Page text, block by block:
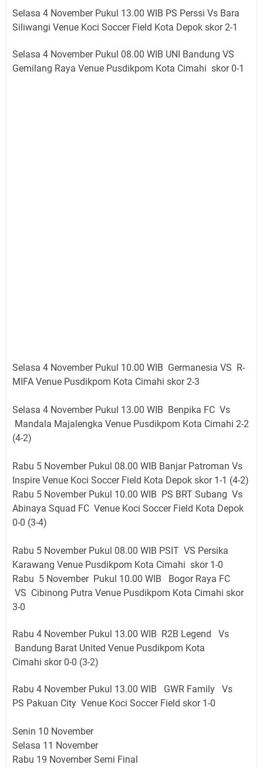
Selasa 4 November Pukul 13.00 WIB PS Perssi Vs Bara
Siliwangi Venue Koci Soccer Field Kota Depok skor 2-1
Selasa 4 November Pukul 08.00 WIB UNI Bandung VS
Gemilang Raya Venue Pusdikpom Kota Cimahi skor 0-1
Selasa 4 November Pukul 10.00 WIB Germanesia VS R-
MIFA Venue Pusdikpom Kota Cimahi skor 2-3
Selasa 4 November Pukul 13.00 WIB Benpika FC Vs
Mandala Majalengka Venue Pusdikpom Kota Cimahi 2-2
(4-2)
Rabu 5 November Pukul 08.00 WIB Banjar Patroman Vs
Inspire Venue Koci Soccer Field Kota Depok skor 1-1 (4-2)
Rabu 5 November Pukul 10.00 WIB PS BRT Subang Vs
Abinaya Squad FC Venue Koci Soccer Field Kota Depok
0-0 (3-4)
Rabu 5 November Pukul 08.00 WIB PSIT VS Persika
Karawang Venue Pusdikpom Kota Cimahi skor 1-0
Rabu 5 November Pukul 10.00 WIB Bogor Raya FC
VS Cibinong Putra Venue Pusdikpom Kota Cimahi skor
3-0
Rabu 4 November Pukul 13.00 WIB R2B Legend Vs
Bandung Barat United Venue Pusdikpom Kota
Cimahi skor 0-0 (3-2)
Rabu 4 November Pukul 13.00 WIB GWR Family Vs
PS Pakuan City Venue Koci Soccer Field skor 1-0
Senin 10 November
Selasa 11 November
Rabu 19 November Semi Final